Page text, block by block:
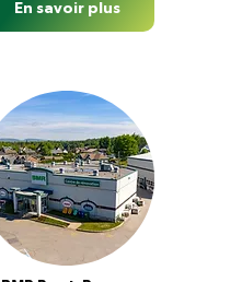
En savoir plus